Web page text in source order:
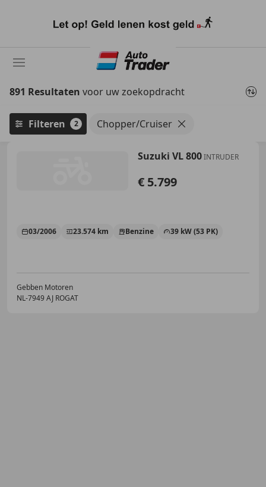
naar
891 Resultaten voor uw zoekopdracht
Filteren 2 Chopper/Cruiser
Suzuki VL 800INTRUDER
€ 5.799
03/2006 23.574 km Benzine 39 kW (53 PK)
Gebben Motoren
NL-7949 AJ ROGAT